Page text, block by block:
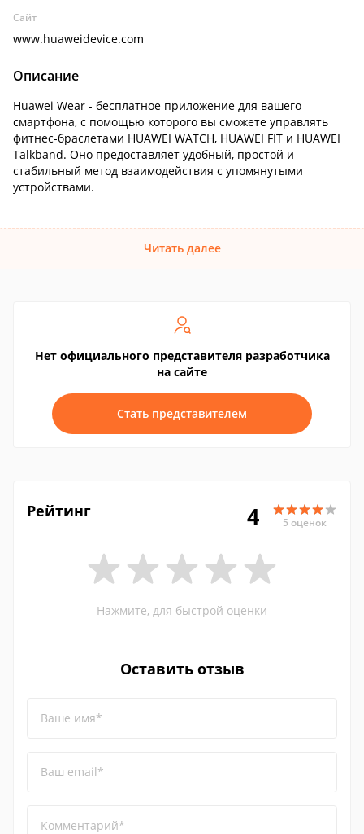
Сайт
www.huaweidevice.com
Описание
Huawei Wear - бесплатное приложение для вашего
смартфона, с помощью которого вы сможете управлять
фитнес-браслетами HUAWEI WATCH, HUAWEI FIT и HUAWEI
Talkband. Оно предоставляет удобный, простой и
стабильный метод взаимодействия с упомянутыми
устройствами.
Читать далее
Нет официального представителя разработчика
на сайте
Стать представителем
Рейтинг 4 5 оценок
Нажмите, для быстрой оценки
Оставить отзыв
Ваше имя*
Ваш email*
Комментарий*